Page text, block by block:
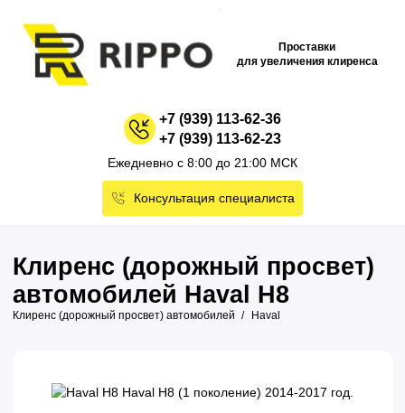
Проставки
для увеличения клиренса
+7 (939) 113-62-36
+7 (939) 113-62-23
Ежедневно с 8:00 до 21:00 МСК
Консультация специалиста
Клиренс (дорожный просвет)
автомобилей Haval H8
Клиренс (дорожный просвет) автомобилей Haval